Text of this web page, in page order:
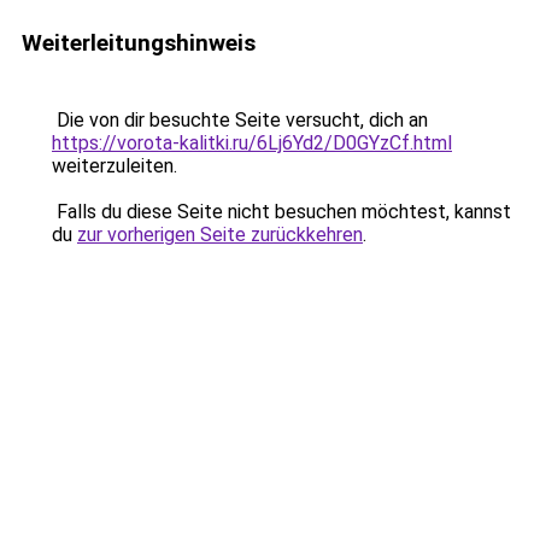
Weiterleitungshinweis
Die von dir besuchte Seite versucht, dich an
https://vorota-kalitki.ru/6Lj6Yd2/D0GYzCf.html
weiterzuleiten.
Falls du diese Seite nicht besuchen möchtest, kannst
du zur vorherigen Seite zurückkehren.